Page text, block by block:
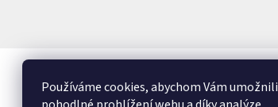
Používáme cookies, abychom Vám umožnili